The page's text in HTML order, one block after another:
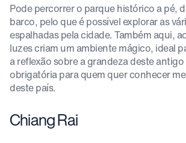
Pode percorrer o parque histórico a pé,
barco, pelo que é possível explorar as
espalhadas pela cidade. Também aqui,
luzes criam um ambiente mágico, ideal
a reflexão sobre a grandeza deste
obrigatória para quem quer conhecer
deste país.
Chiang Rai